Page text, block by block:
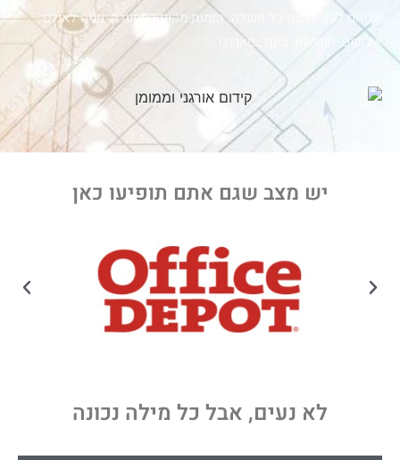
אליהם לפני כמעט כל פעולה. הזמנת מקום במסעדה, פניה לאולם
אירועים, חופשות, ביגוד, פאן וכו…
יש מצב שגם אתם תופיעו כאן
לא נעים, אבל כל מילה נכונה